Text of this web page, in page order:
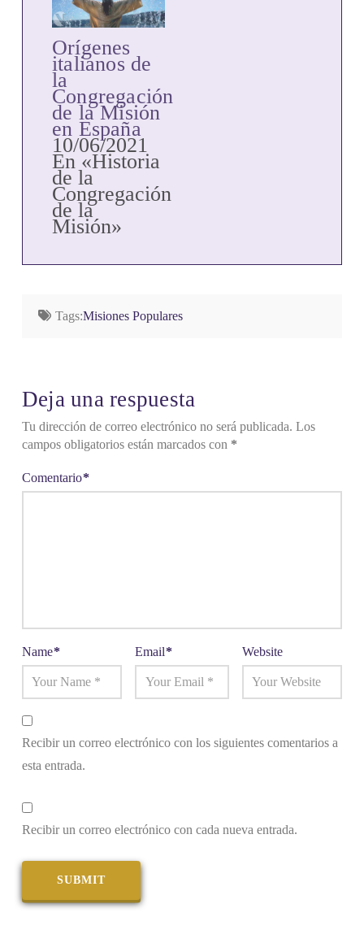
Orígenes
italianos de
la
Congregación
de la Misión
en España
10/06/2021
En «Historia
de la
Congregación
de la
Misión»
Tags:Misiones Populares
Deja una respuesta
Tu dirección de correo electrónico no será publicada. Los
campos obligatorios están marcados con *
Comentario*
Name* Email* Website
Recibir un correo electrónico con los siguientes comentarios a
esta entrada.
Recibir un correo electrónico con cada nueva entrada.